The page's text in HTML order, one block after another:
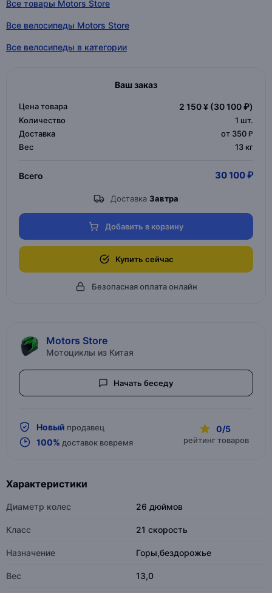
Все товары Motors Store
Все велосипеды Motors Store
Все велосипеды в категории
Ваш заказ
Цена товара 2 150 ¥ (30 100 ₽)
Количество 1 шт.
Доставка
от 350 ₽
Вес
13 кг
Всего 30 100 ₽
Доставка Завтра
Добавить в корзину
Купить сейчас
Безопасная оплата онлайн
Motors Store
Мотоциклы из Китая
Начать беседу
Новый продавец
100% доставок вовремя
0/5
рейтинг товаров
Характеристики
Диаметр колес 26 дюймов
Класс 21 скорость
Назначение Горы,бездорожье
Вес 13,0